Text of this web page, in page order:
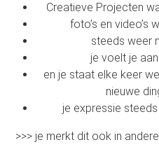
Creatieve Projecten
foto’s en video’s
steeds weer
je voelt je
en je staat elke keer
nieuwe
je expressie steeds
>>> je merkt dit ook in